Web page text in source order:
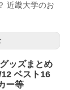
近畿大学のお
ッズまとめ
ベスト16
ー等